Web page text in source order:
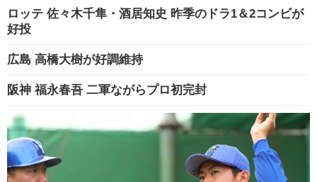
ロッテ 佐々木千隼・酒居知史 昨季のドラ1＆2コンビが
好投
広島 高橋大樹が好調維持
阪神 福永春吾 二軍ながらプロ初完封